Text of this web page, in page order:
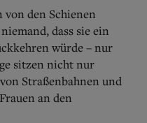
von den Schienen
dass sie ein
würde – nur
sitzen nicht nur
Straßenbahnen und
an den